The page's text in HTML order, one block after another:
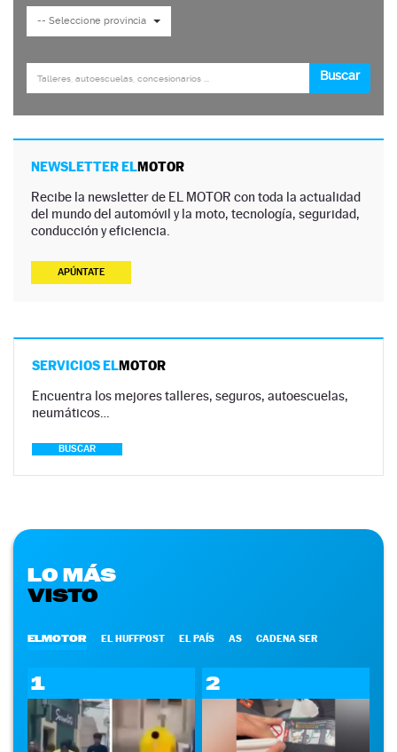
NEWSLETTER ELMOTOR
Recibe la newsletter de EL MOTOR con toda la actualidad
del mundo del automóvil y la moto, tecnología, seguridad,
conducción y eficiencia.
APÚNTATE
SERVICIOS ELMOTOR
Encuentra los mejores talleres, seguros, autoescuelas,
neumáticos…
BUSCAR
LO MÁS
VISTO
ELMOTOR EL HUFFPOST EL PAÍS AS CADENA SER
1 2